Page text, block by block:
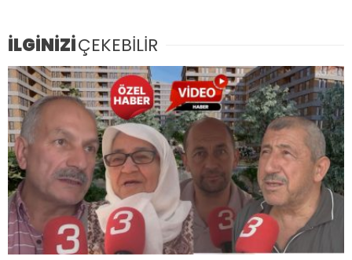
İLGİNİZİÇEKEBİLİR